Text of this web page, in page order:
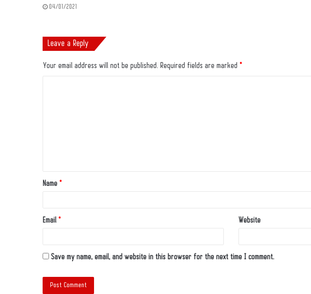
04/01/2021
Leave a Reply
Your email address will not be published. Required fields are marked *
Name *
Email * Website
Save my name, email, and website in this browser for the next time I comment.